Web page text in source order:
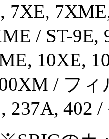
7XE,
/ ST-9E,
10XE,
/ フィ
237A, 402